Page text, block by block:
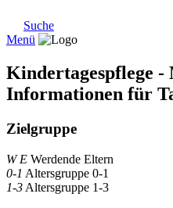
Suche
Menü
Kindertagespflege -
Informationen für
Zielgruppe
W E Werdende Eltern
0-1 Altersgruppe 0-1
1-3 Altersgruppe 1-3